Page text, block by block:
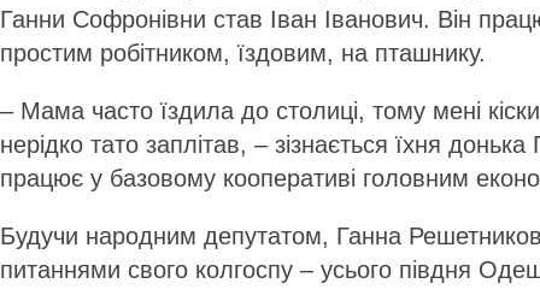
Ганни Софронівни став Іван Іванович. Він
простим робітником, їздовим, на пташнику.
– Мама часто їздила до столиці, тому мені
нерідко тато заплітав, – зізнається їхня
працює у базовому кооперативі головним
Будучи народним депутатом, Ганна
питаннями свого колгоспу – усього півдня